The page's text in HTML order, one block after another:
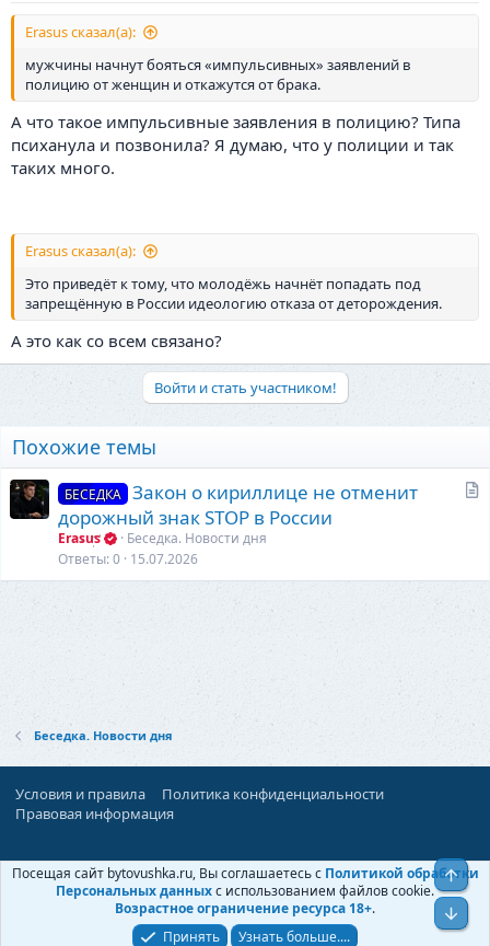
Erasus сказал(а):
мужчины начнут бояться «импульсивных» заявлений в
полицию от женщин и откажутся от брака.
А что такое импульсивные заявления в полицию? Типа
психанула и позвонила? Я думаю, что у полиции и так
таких много.
Erasus сказал(а):
Это приведёт к тому, что молодёжь начнёт попадать под
запрещённую в России идеологию отказа от деторождения.
А это как со всем связано?
Войти и стать участником!
Похожие темы
ь
БЕСЕДКА
Закон о кириллице не отменит
дорожный знак STOP в России
Erasus
Беседка. Новости дня
Ответы 0 15.07.2026
Беседка. Новости дня
Условия и правила
Политика конфиденциальности
Правовая информация
При поддержке:«Ностальгист»
© Бытовушка, 2025-2026
Посещая сайт bytovushka.ru, Вы соглашаетесь с Политикой обработки
Персональных данныхс использованием файлов cookie.
Возрастное ограничение ресурса 18+.
Принять
Узнать больше....
Верх